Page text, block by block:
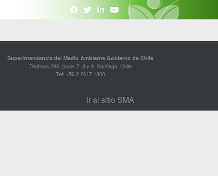
Superintendencia del Medio Ambiente Gobierno de Chile
Teatinos 280, pisos 7, 8 y 9, Santiago, Chile
Tel: +56 2 2617 1800
Ir al sitio SMA